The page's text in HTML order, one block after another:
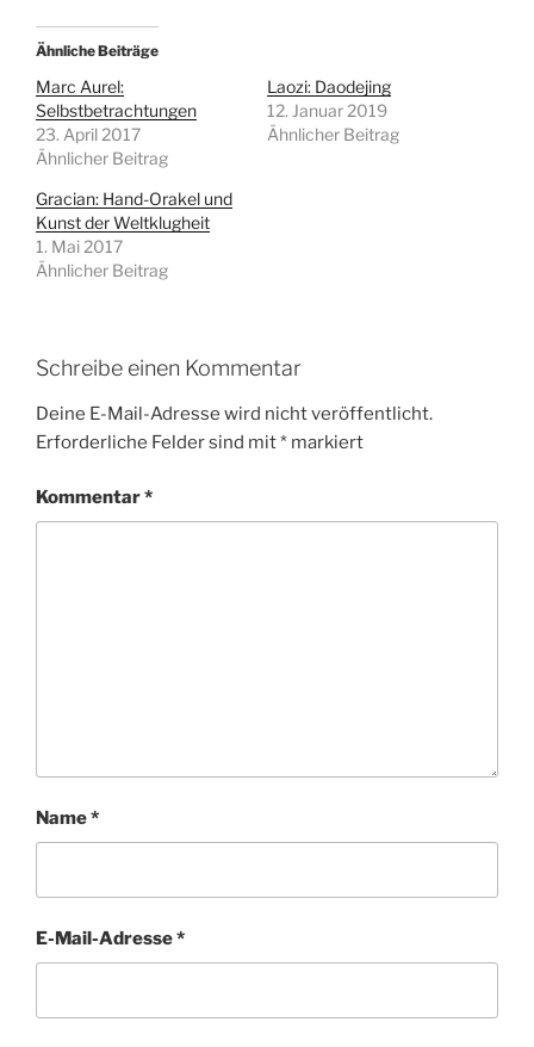
Ähnliche Beiträge
Marc Aurel:
Selbstbetrachtungen
23. April 2017
Ähnlicher Beitrag
Laozi: Daodejing
12. Januar 2019
Ähnlicher Beitrag
Gracian: Hand-Orakel und
Kunst der Weltklugheit
1. Mai 2017
Ähnlicher Beitrag
Schreibe einen Kommentar
Deine E-Mail-Adresse wird nicht veröffentlicht.
Erforderliche Felder sind mit* markiert
Kommentar*
Name*
E-Mail-Adresse*